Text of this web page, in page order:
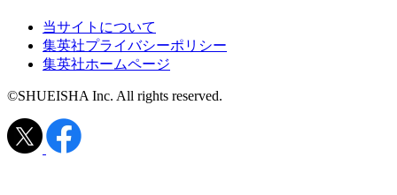
当サイトについて
集英社プライバシーポリシー
集英社ホームページ
©SHUEISHA Inc. All rights reserved.